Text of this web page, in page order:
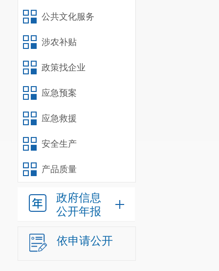
公共文化服务
涉农补贴
政策找企业
应急预案
应急救援
安全生产
产品质量
政府信息
公开年报
依申请公开